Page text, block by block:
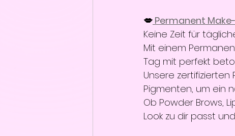
💋 Permanent
Keine Zeit für
Mit einem
Tag mit perfekt
Unsere
Pigmenten, um ein
Ob Powder Brows,
Look zu dir passt